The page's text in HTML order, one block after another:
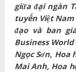
giữa đại ngàn
tuyến Việt
đạo và ban
Business
Ngọc Sơn, Hoa
Mai Anh, Hoa